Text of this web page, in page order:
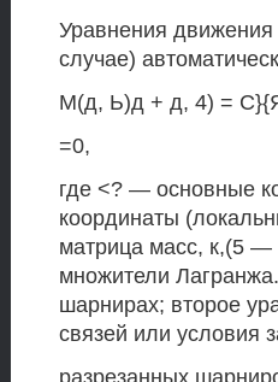
Уравнения
случае)
М(д, Ь)д + д, 4) =
=0,
где <? — основные
координаты
матрица масс, к,(5
множители
шарнирах; второе
связей или условия
разрезанных